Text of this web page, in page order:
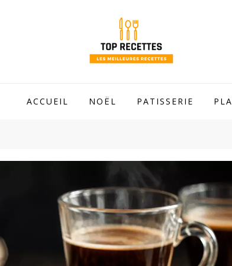
ACCUEIL NOËL PATISSERIE